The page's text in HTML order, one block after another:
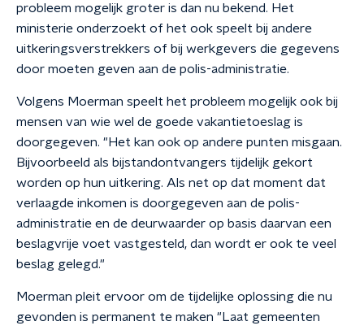
probleem mogelijk groter is dan nu bekend. Het
ministerie onderzoekt of het ook speelt bij andere
uitkeringsverstrekkers of bij werkgevers die gegevens
door moeten geven aan de polis-administratie.
Volgens Moerman speelt het probleem mogelijk ook bij
mensen van wie wel de goede vakantietoeslag is
doorgegeven. "Het kan ook op andere punten misgaan.
Bijvoorbeeld als bijstandontvangers tijdelijk gekort
worden op hun uitkering. Als net op dat moment dat
verlaagde inkomen is doorgegeven aan de polis-
administratie en de deurwaarder op basis daarvan een
beslagvrije voet vastgesteld, dan wordt er ook te veel
beslag gelegd."
Moerman pleit ervoor om de tijdelijke oplossing die nu
gevonden is permanent te maken "Laat gemeenten